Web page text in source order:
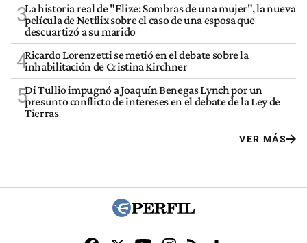
3La historia real de "Elize: Sombras de una mujer", la nueva
película de Netflix sobre el caso de una esposa que
descuartizó a su marido
4Ricardo Lorenzetti se metió en el debate sobre la
inhabilitación de Cristina Kirchner
5Di Tullio impugnó a Joaquín Benegas Lynch por un
presunto conflicto de intereses en el debate de la Ley de
Tierras
VER MÁS